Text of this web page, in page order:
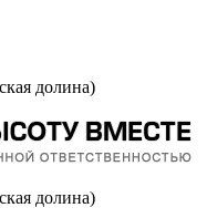
долина)
долина)